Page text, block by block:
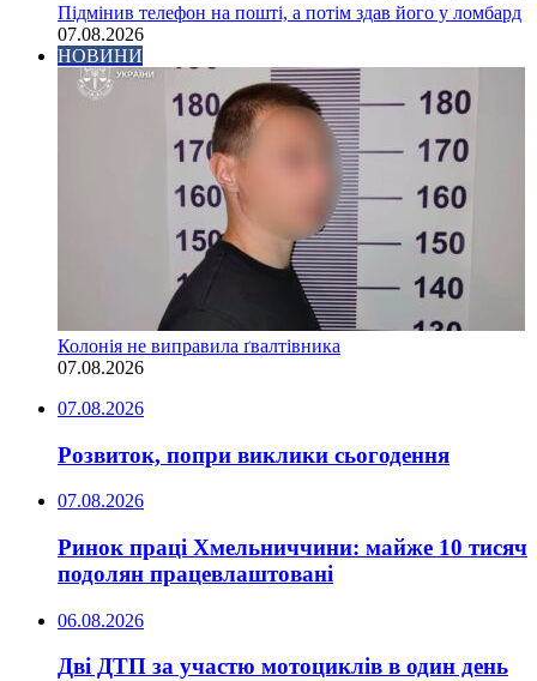
Підмінив телефон на пошті, а потім здав його у ломбард
07.08.2026
НОВИНИ
Колонія не виправила ґвалтівника
07.08.2026
07.08.2026
Розвиток, попри виклики сьогодення
07.08.2026
Ринок праці Хмельниччини: майже 10 тисяч
подолян працевлаштовані
06.08.2026
Дві ДТП за участю мотоциклів в один день